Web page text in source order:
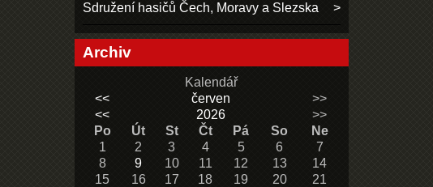
Sdružení hasičů Čech, Moravy a Slezska
Archiv
Kalendář
<<
červen
>>
<<
2026
>>
Po
Út St Čt Pá So
Ne
1
2 3 4 5 6
7
8
9 10 11 12 13
14
15
16 17 18 19 20
21